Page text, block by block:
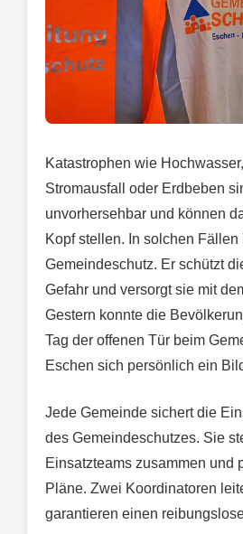
Katastrophen wie
Stromausfall oder Erdbeben
unvorhersehbar und können
Kopf stellen. In solchen
Gemeindeschutz. Er schützt
Gefahr und versorgt sie mit
Gestern konnte die
Tag der offenen Tür beim
Eschen sich persönlich ein
Jede Gemeinde sichert die
des Gemeindeschutzes. Sie
Einsatzteams zusammen und
Pläne. Zwei Koordinatoren
garantieren einen